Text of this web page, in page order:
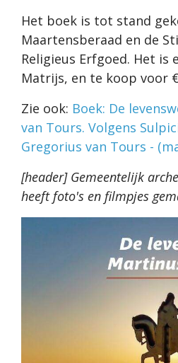
Het boek is tot stand
Maartensberaad en de
Religieus Erfgoed. Het is
Matrijs, en te koop voor
Zie ook: Boek: De
van Tours. Volgens
Gregorius van Tours -
[header] Gemeentelijk
heeft foto's en filmpjes